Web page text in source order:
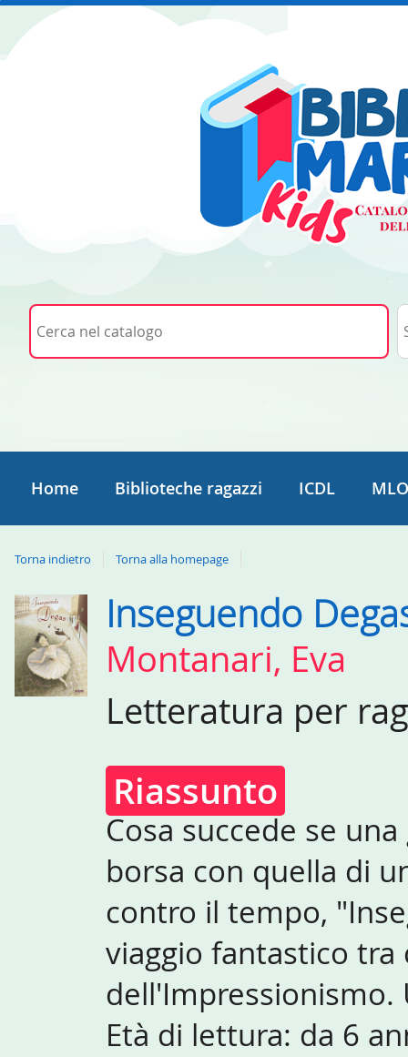
Cerca su "Cerca nel catalogo"
Home Biblioteche ragazzi ICDL
Torna indietro Torna alla homepage
Dettaglio
del
documento
Inseguendo
Montanari, Eva
Letteratura per
Riassunto
Cosa succede se
borsa con quella di
contro il tempo,
viaggio fantastico tra
dell'Impressionismo.
Età di lettura: da 6